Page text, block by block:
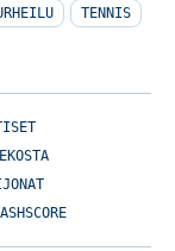
TENNIS